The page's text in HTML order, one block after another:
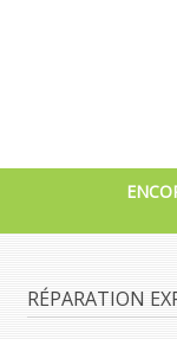
RÉPARATION